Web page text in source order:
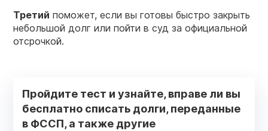
Третий поможет, если вы готовы быстро закрыть
небольшой долг или пойти в суд за официальной
отсрочкой.
Пройдите тест и узнайте, вправе ли вы
бесплатно списать долги, переданные
в ФССП, а также другие